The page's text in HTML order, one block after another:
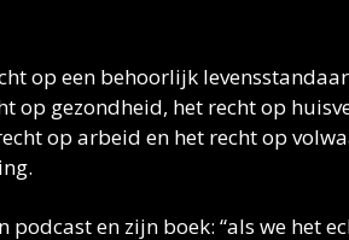
op een behoorlijk
op gezondheid, het recht op
op arbeid en het recht op
podcast en zijn boek: “als we het